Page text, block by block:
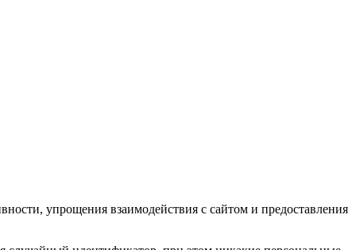
упрощения взаимодействия с сайтом и предоставления